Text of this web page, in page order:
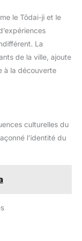
le Tôdai-ji et le
La
de la ville, ajoute
à la découverte
culturelles du
l’identité du